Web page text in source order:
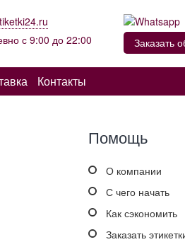
с 9:00 до 22:00
Заказать
Контакты
Помощь
О компании
С чего начать
Как сэкономить
Заказать